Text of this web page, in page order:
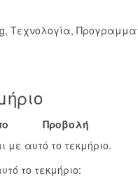
, Τεχνολογία,
Προβολή
με αυτό το τεκμήριο.
το τεκμήριο: